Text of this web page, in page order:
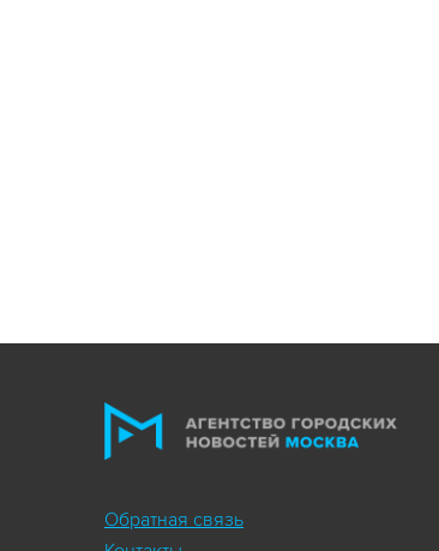
Обратная связь